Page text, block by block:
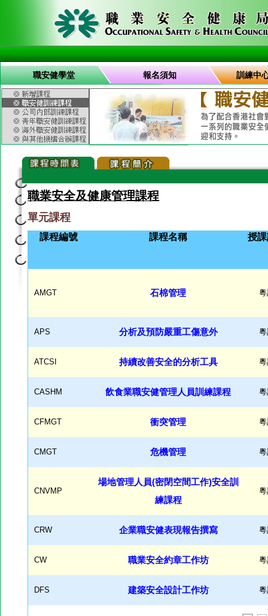
職安健學堂 報名須知 訓練中
職業安全及健康管理課程
單元課程
課程編號 課程名稱 授
AMGT 石棉管理
APS 分析及預防嚴重工傷意外
ATCSI 持續改善安全的分析工具
CASHM 飲食業職安健管理人員訓練課程
CFMGT 衝突管理
CMGT 危機管理
CNVMP
場地管理人員(密閉空間工作)安全訓
練課程
CRW 企業職安健表現報告撰寫
CW 職業安全約章工作坊
DFS 建築安全設計工作坊